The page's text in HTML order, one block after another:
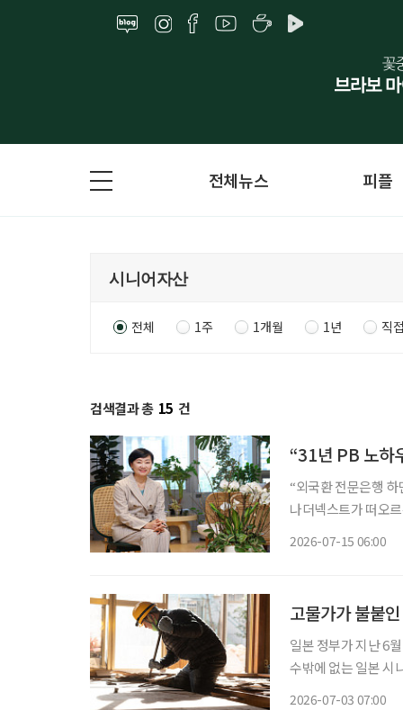
전체뉴스 피플
전체 1주 1개월 1년 직
검색결과 총 15 건
“31년 PB 노하
“외국환 전문은행 하
나더넥스트가 떠오르는 것이 바람입니다.”
2026-07-15 06:00
고물가가 불붙
일본 정부가 지난 6
수밖에 없는 일본 시니어들의
2026-07-03 07:00